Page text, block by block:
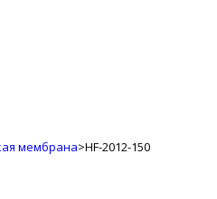
мембрана>HF-2012-150